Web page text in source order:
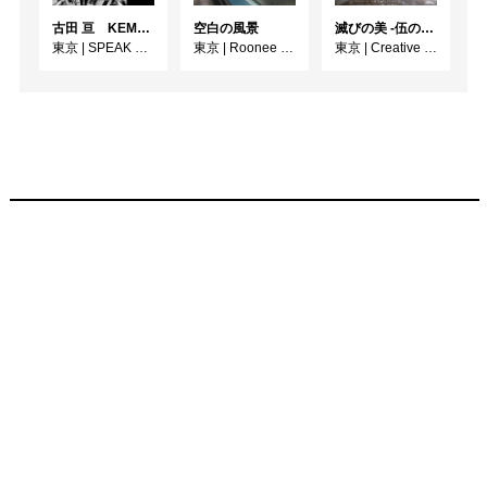
古田 亘 KEMONOHARA －玉城裕規－
東京
SPEAK FOR WALL
空白の風景
東京
Roonee 247 fine arts
滅びの美 -伍の廃-
東京
Creative / Art Gallery CORSO